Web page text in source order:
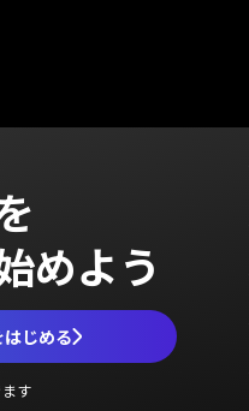
めよう
じめる
す